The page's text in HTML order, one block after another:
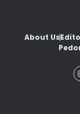
About Us